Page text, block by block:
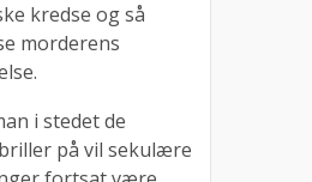
kredse og så
morderens
i stedet de
på vil sekulære